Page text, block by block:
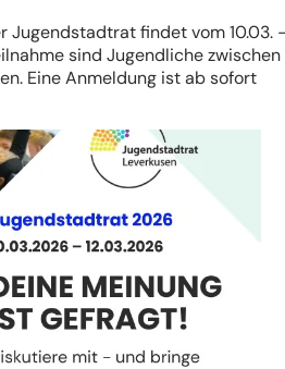
Jugendstadtrat findet vom 10.03.
sind Jugendliche zwischen
Eine Anmeldung ist ab sofort